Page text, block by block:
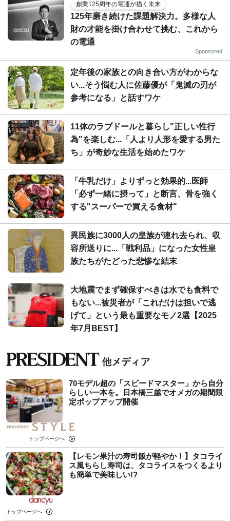
創業125周年の電通が描く未来
125年磨き続けた課題解決力。多様な人
財の才能を掛け合わせて挑む、これから
の電通
Sponsored
定年後の家族との向き合い方がわからな
い...そう悩む人に佐藤優が「鬼滅の刃が
参考になる」と話すワケ
11体のラブドールと暮らし"正しい性行
為"を楽しむ...「人より人形を愛する男た
ち」が奇妙な生活を始めたワケ
「牛乳だけ」よりずっと効果的...医師
「必ず一緒に摂って」と断言、骨を強く
する"スーパーで買える食材"
異民族に3000人の皇族が連れ去られ、収
容所送りに...「戦利品」になった女性皇
族たちがたどった悲惨な結末
大地震でまず確保すべきは水でも食料で
もない...被災者が「これだけは担いで逃
げて」という最も重要なモノ2選【2025
年7月BEST】
70モデル超の「スピードマスター」から自分
らしい一本を。日本橋三越でオメガの期間限
定ポップアップ開催
トップページへ
【レモン果汁の寿司飯が軽やか！】タコライ
ス風ちらし寿司は、タコライスをつくるより
も簡単で美味しい!?
トップページへ